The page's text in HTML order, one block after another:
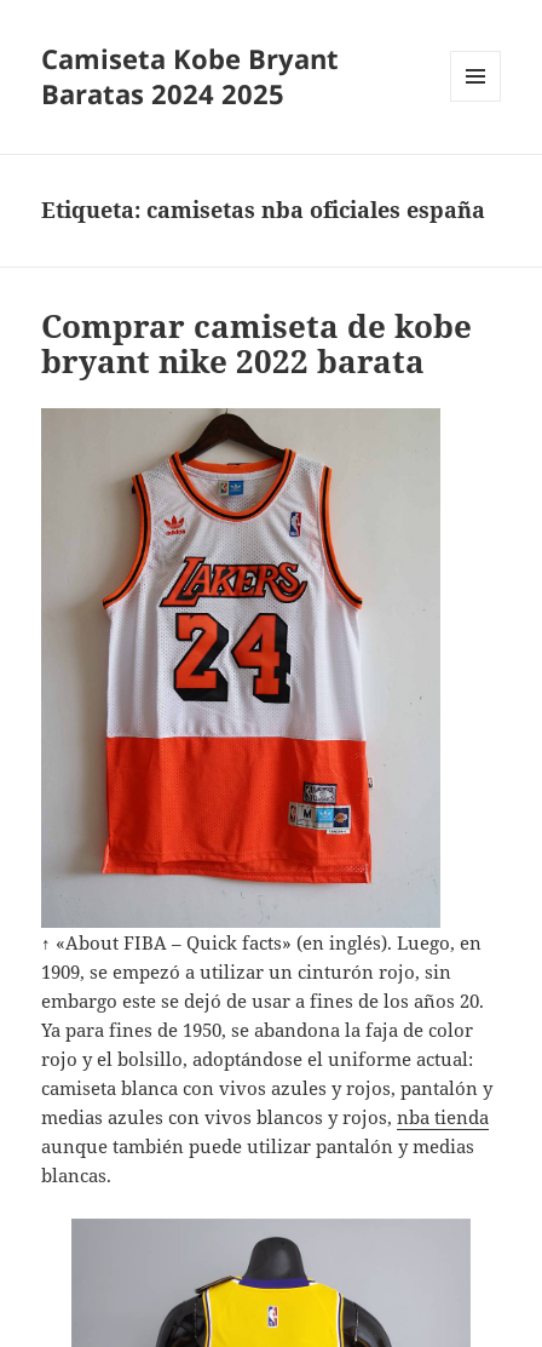
Camiseta Kobe Bryant
Baratas 2024 2025
Etiqueta:camisetas nba oficiales españa
Comprar camiseta de kobe
bryant nike 2022 barata
↑ «About FIBA – Quick facts» (en inglés). Luego, en
1909, se empezó a utilizar un cinturón rojo, sin
embargo este se dejó de usar a fines de los años 20.
Ya para fines de 1950, se abandona la faja de color
rojo y el bolsillo, adoptándose el uniforme actual:
camiseta blanca con vivos azules y rojos, pantalón y
medias azules con vivos blancos y rojos,nba tienda
aunque también puede utilizar pantalón y medias
blancas.